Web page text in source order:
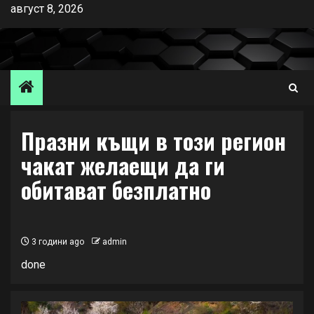
Skip
content
август 8, 2026
Празни къщи в този регион
чакат желаещи да ги
обитават безплатно
3 години ago admin
done